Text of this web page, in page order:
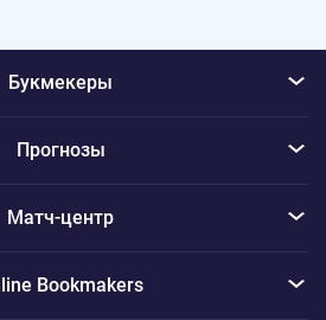
Букмекеры
Прогнозы
Матч-центр
Bookmakers